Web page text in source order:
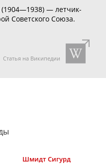
(1904—1938) — летчик-
Советского Союза.
Статья на Википедии
ШмидтСигурд